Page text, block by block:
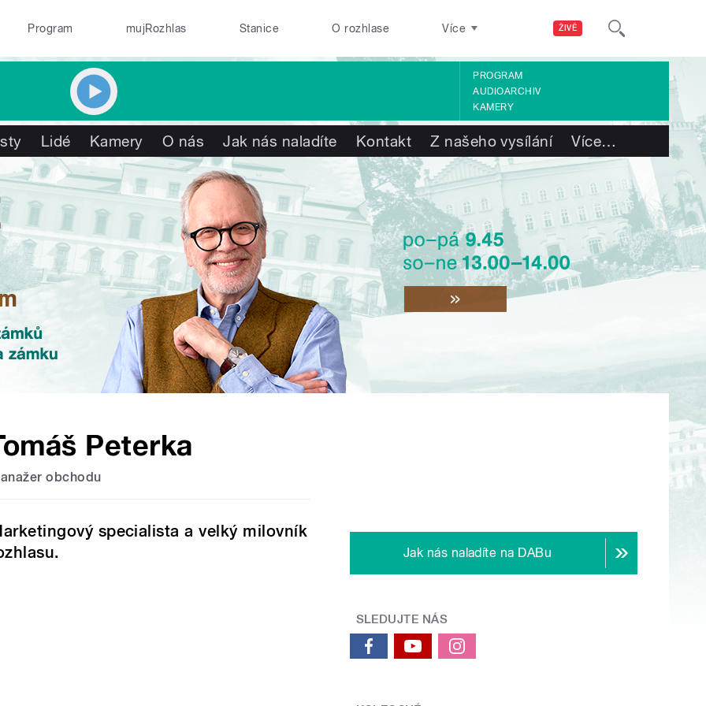
ŽIVĚ
Program mujRozhlas Stanice O rozhlase Více
PROGRAM
AUDIOARCHIV
KAMERY
Lidé Kamery O nás Jak nás naladíte Kontakt Z našeho vysílání Více…
Peterka
obchodu
specialista a velký milovník
Jak nás naladíte na DABu
SLEDUJTE NÁS